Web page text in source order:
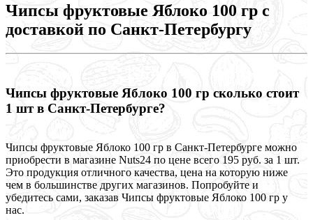
Чипсы фруктовые Яблоко 100 гр с
доставкой по Санкт-Петербургу
Чипсы фруктовые Яблоко 100 гр сколько стоит
1 шт в Санкт-Петербурге?
Чипсы фруктовые Яблоко 100 гр в Санкт-Петербурге можно
приобрести в магазине Nuts24 по цене всего 195 руб. за 1 шт.
Это продукция отличного качества, цена на которую ниже
чем в большинстве других магазинов. Попробуйте и
убедитесь сами, заказав Чипсы фруктовые Яблоко 100 гр у
нас.